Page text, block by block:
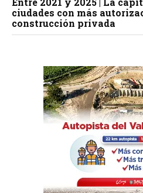
ciudades con más
construcción privada